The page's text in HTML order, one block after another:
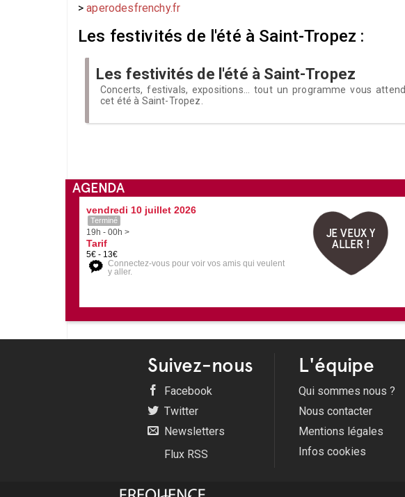
>aperodesfrenchy.fr
Les festivités de l'été à Saint-Tropez :
Les festivités de l'été à Saint-Tropez
Concerts, festivals, expositions... tout un programme vous attend
cet été à Saint-Tropez.
AGENDA
vendredi 10 juillet 2026
Terminé
19h - 00h >
Tarif
5€ - 13€
Connectez-vous pour voir vos amis qui veulent
y aller.
JE VEUX Y
ALLER !
Suivez-nous
Facebook
Twitter
Newsletters
Flux RSS
L'équipe
Qui sommes nous ?
Nous contacter
Mentions légales
Infos cookies